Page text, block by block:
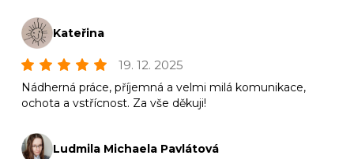
Kateřina
19. 12. 2025
Nádherná práce, příjemná a velmi milá komunikace,
ochota a vstřícnost. Za vše děkuji!
Ludmila Michaela Pavlátová